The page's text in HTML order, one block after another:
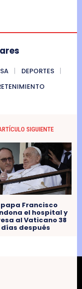
DEPORTES
SIGUIENTE
papa Francisco
el hospital y
al Vaticano 38
días después